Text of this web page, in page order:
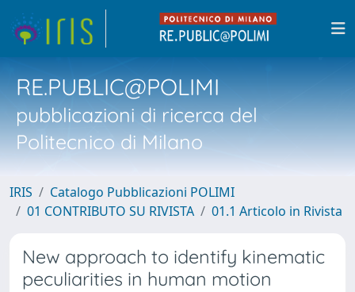
RE.PUBLIC@POLIMI
pubblicazioni di ricerca del
Politecnico di Milano
IRIS
Catalogo Pubblicazioni POLIMI
01 CONTRIBUTO SU RIVISTA
01.1 Articolo in Rivista
New approach to identify kinematic
peculiarities in human motion